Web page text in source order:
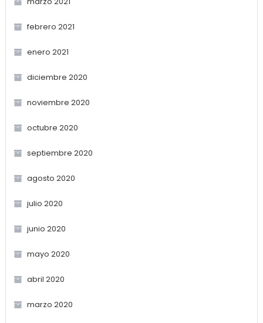
febrero 2021
enero 2021
diciembre 2020
noviembre 2020
octubre 2020
septiembre 2020
agosto 2020
julio 2020
junio 2020
mayo 2020
abril 2020
marzo 2020